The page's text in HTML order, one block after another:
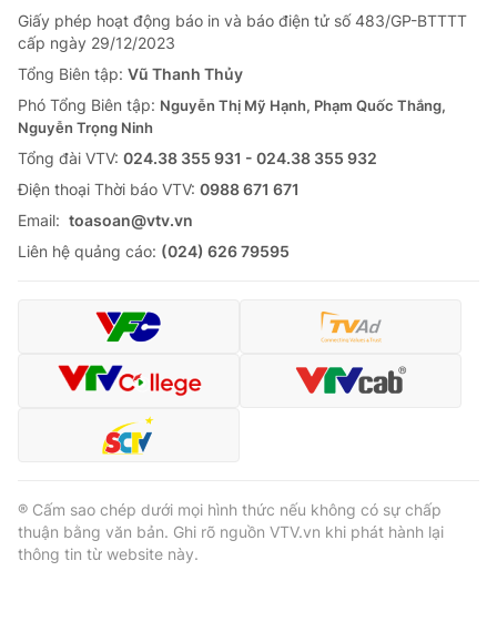
Giấy phép hoạt động báo in và báo điện tử số 483/GP-BTTTT
cấp ngày 29/12/2023
Tổng Biên tập: Vũ Thanh Thủy
Phó Tổng Biên tập: Nguyễn Thị Mỹ Hạnh, Phạm Quốc Thắng,
Nguyễn Trọng Ninh
Tổng đài VTV: 024.38 355 931 - 024.38 355 932
Ðiện thoại Thời báo VTV: 0988 671 671
Email: toasoan@vtv.vn
Liên hệ quảng cáo: (024) 626 79595
® Cấm sao chép dưới mọi hình thức nếu không có sự chấp
thuận bằng văn bản. Ghi rõ nguồn VTV.vn khi phát hành lại
thông tin từ website này.